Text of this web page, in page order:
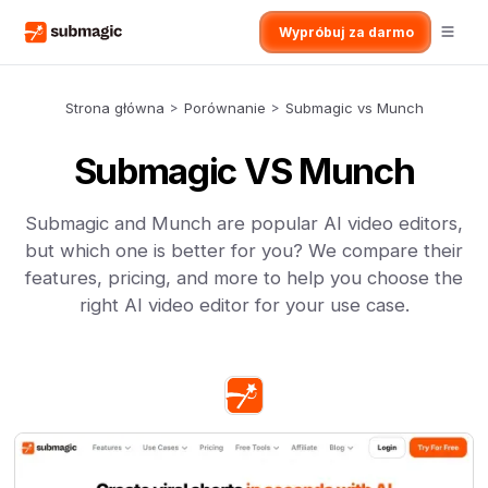
Wypróbuj za darmo
Strona główna > Porównanie > Submagic vs Munch
Submagic VS Munch
Submagic and Munch are popular AI video editors,
but which one is better for you? We compare their
features, pricing, and more to help you choose the
right AI video editor for your use case.